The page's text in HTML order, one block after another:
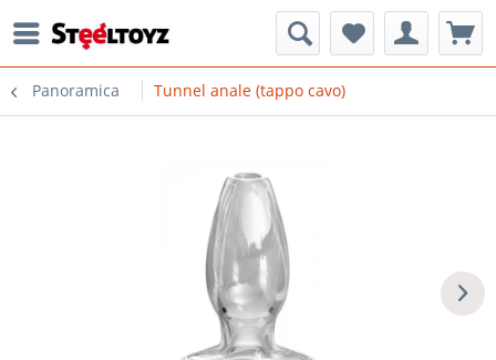
Panoramica Tunnel anale (tappo cavo)